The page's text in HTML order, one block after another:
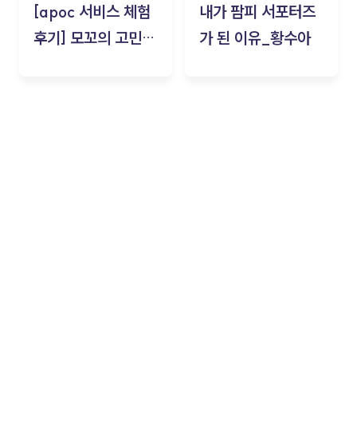
[apoc 서비스 체험
후기] 모꼬의 고민세
내가 팜피 서포터즈
가 된 이유_황수아